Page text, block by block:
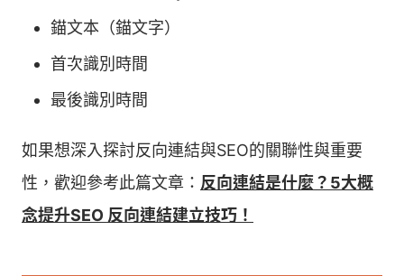
錨文本（錨文字）
首次識別時間
最後識別時間
如果想深入探討反向連結與SEO的關聯性與重要
性，歡迎參考此篇文章： 反向連結是什麼？5大概
念提升SEO 反向連結建立技巧！